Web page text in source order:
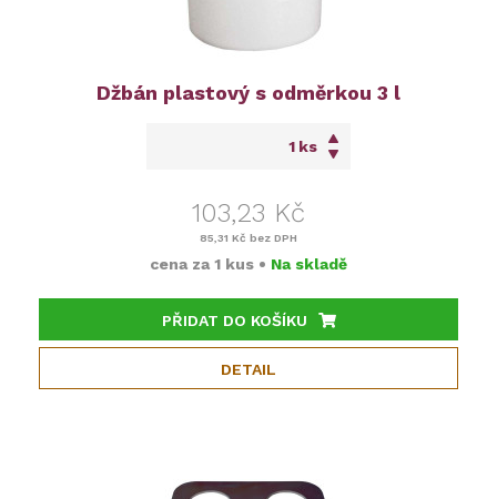
Džbán plastový s odměrkou 3 l
ks
103,23 Kč
85,31 Kč bez DPH
cena za 1 kus • Na skladě
PŘIDAT DO KOŠÍKU
DETAIL